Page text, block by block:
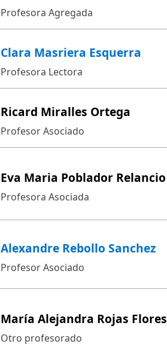
Profesora Agregada
Clara Masriera Esquerra
Profesora Lectora
Ricard Miralles Ortega
Profesor Asociado
Eva Maria Poblador Relancio
Profesora Asociada
Alexandre Rebollo Sanchez
Profesor Asociado
María Alejandra Rojas Flores
Otro profesorado